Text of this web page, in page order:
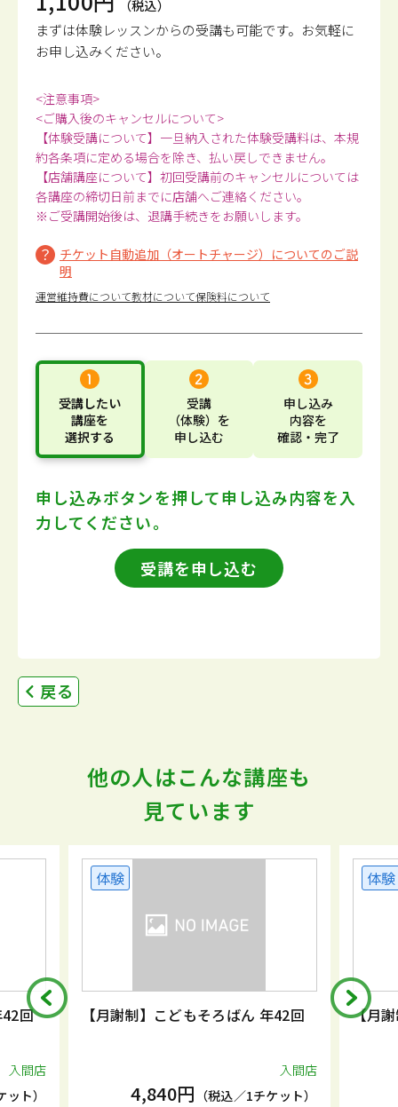
（税込）
まずは体験レッスンからの受講も可能です。 お気軽に
お申し込みください。
<注意事項>
<ご購入後のキャンセルについて>
【体験受講について】一旦納入された体験受講料は、本規
約各条項に定める場合を除き、払い戻しできません。
【店舗講座について】初回受講前のキャンセルについては
各講座の締切日前までに店舗へご連絡ください。
※ご受講開始後は、退講手続きをお願いします。
チケット自動追加（オートチャージ）についてのご説
明
運営維持費について教材について保険料について
受講したい
講座を
選択する
受講
（体験） を
申し込む
申し込み
内容を
確認・完了
申し込みボタンを押して申し込み内容を入
力してください。
受講を申し込む
戻る
他の人はこんな講座も
見ています
回
入間店
ト）
体験
【月謝制】こどもそろばん 年42回
入間店
4,840円 （税込／1チケット）
体験
【月